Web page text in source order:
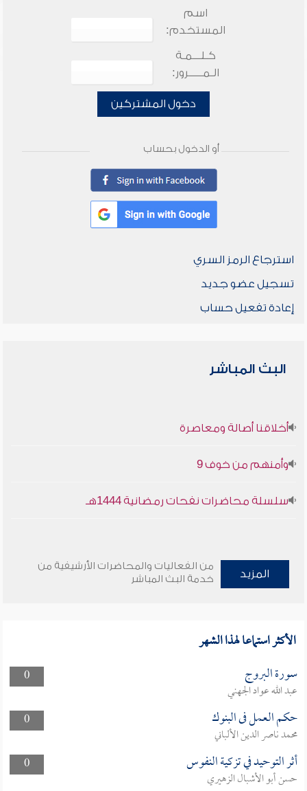
اسم
المستخدم:
كـلـــمـة
الـمـــــرور:
دخول المشتركين
أو الدخول بحساب
استرجاع الرمز السري
تسجيل عضو جديد
إعادة تفعيل حساب
البث المباشر
أخلاقنا أصالة ومعاصرة
وأمنهم من خوف 9
سلسلة محاضرات نفحات رمضانية 1444هـ
المزيد
من الفعاليات والمحاضرات الأرشيفية من
خدمة البث المباشر
الأكثر استماعا لهذا الشهر
0 سورة البروج
عبد الله عواد الجهني
0
حكم العمل فى البنوك
محمد ناصر الدين الألباني
0
أثر التوحيد في تزكية النفوس
حسن أبو الأشبال الزهيري